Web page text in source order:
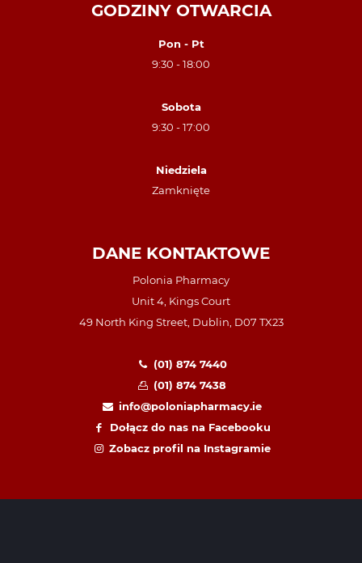
GODZINY OTWARCIA
Pon - Pt
9:30 - 18:00
Sobota
9:30 - 17:00
Niedziela
Zamknięte
DANE KONTAKTOWE
Polonia Pharmacy
Unit 4, Kings Court
49 North King Street, Dublin, D07 TX23
(01) 874 7440
(01) 874 7438
info@poloniapharmacy.ie
Dołącz do nas na Facebooku
Zobacz profil na Instagramie